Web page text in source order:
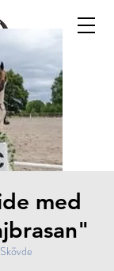
med
Skövde